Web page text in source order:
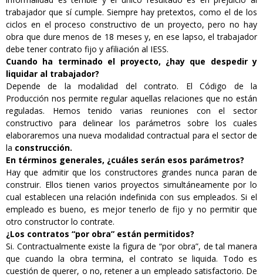
trabajador que sí cumple. Siempre hay pretextos, como el de los
ciclos en el proceso constructivo de un proyecto, pero no hay
obra que dure menos de 18 meses y, en ese lapso, el trabajador
debe tener contrato fijo y afiliación al IESS.
Cuando ha terminado el proyecto, ¿hay que despedir y
liquidar al trabajador?
Depende de la modalidad del contrato. El Código de la
Producción nos permite regular aquellas relaciones que no están
reguladas. Hemos tenido varias reuniones con el sector
constructivo para delinear los parámetros sobre los cuales
elaboraremos una nueva modalidad contractual para el sector de
la construcción.
En términos generales, ¿cuáles serán esos parámetros?
Hay que admitir que los constructores grandes nunca paran de
construir. Ellos tienen varios proyectos simultáneamente por lo
cual establecen una relación indefinida con sus empleados. Si el
empleado es bueno, es mejor tenerlo de fijo y no permitir que
otro constructor lo contrate.
¿Los contratos “por obra” están permitidos?
Si. Contractualmente existe la figura de “por obra”, de tal manera
que cuando la obra termina, el contrato se liquida. Todo es
cuestión de querer, o no, retener a un empleado satisfactorio. De